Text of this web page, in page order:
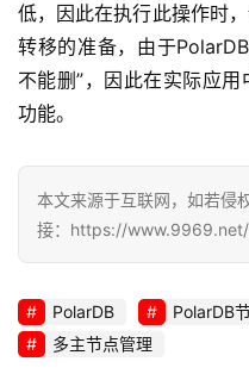
l
i
n
u
运
维
低，因此在执行此操作时
转移的准备，由于
不能删”，因此在实际应
功能。
本文来源于互联网，如若侵
接：https://
PolarDB PolarDB
多主节点管理